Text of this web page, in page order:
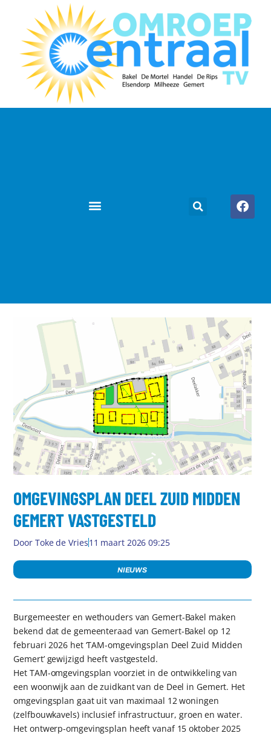
OMGEVINGSPLAN DEEL ZUID MIDDEN
GEMERT VASTGESTELD
Door Toke de Vries11 maart 2026 09:25
NIEUWS
Burgemeester en wethouders van Gemert-Bakel maken
bekend dat de gemeenteraad van Gemert-Bakel op 12
februari 2026 het ‘TAM-omgevingsplan Deel Zuid Midden
Gemert’ gewijzigd heeft vastgesteld.
Het TAM-omgevingsplan voorziet in de ontwikkeling van
een woonwijk aan de zuidkant van de Deel in Gemert. Het
omgevingsplan gaat uit van maximaal 12 woningen
(zelfbouwkavels) inclusief infrastructuur, groen en water.
Het ontwerp-omgevingsplan heeft vanaf 15 oktober 2025